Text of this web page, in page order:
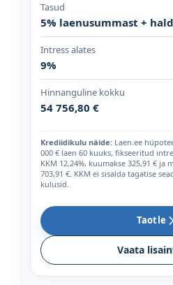
Tasud
5% laenusummast +
Intress alates
9%
Hinnanguline kokku
54 756,80 €
Krediidikulu näide: Laen.ee
000 € laen 60 kuuks, fikseeritud
KKM 12,24%, kuumakse 325,91 € ja
703,91 €. KKM ei sisalda tagatise
kulusid.
Vaata
Taotle